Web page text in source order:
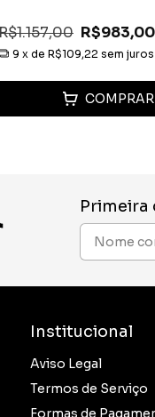
R$983,00
9 x de R$109,22 sem juros
COMPRAR
Primeira
Institucional
Aviso Legal
Termos de Serviço
Formas de